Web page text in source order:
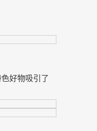
好物吸引了